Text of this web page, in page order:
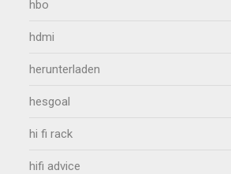
hbo
hdmi
herunterladen
hesgoal
hi fi rack
hifi advice